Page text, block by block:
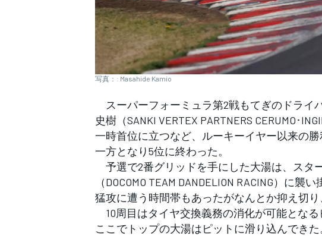
フォーミュラE
写真：: Masahide Kamio
スーパーフォーミュラ第2戦もてぎのドライ
史樹（SANKI VERTEX PARTNERS CERUMO･
一時首位に立つなど、ルーキーイヤー以来の
一方となり5位に終わった。
予選で2番グリッドを手にした大湯は、スタ
（DOCOMO TEAM DANDELION RACING）に
猛攻に遭う時間帯もあったがなんとか抑え切り
10周目はタイヤ交換義務の消化が可能となる
ここでトップの大湯はピットに滑り込んでき